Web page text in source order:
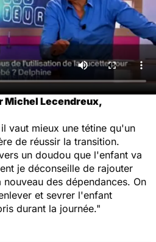
Michel Lecendreux,
vaut mieux une tétine qu'un
de réussir la transition.
un doudou que l'enfant va
je déconseille de rajouter
des dépendances. On
et sevrer l'enfant
durant la journée."